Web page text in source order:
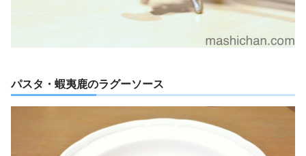
パスタ・蝦夷鹿のラグーソース